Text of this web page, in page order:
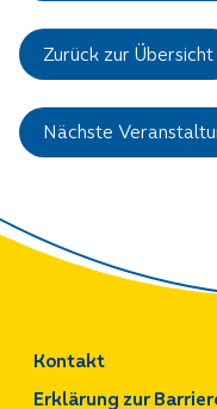
Zurück zur Übersicht
Nächste
Kontakt
Erklärung zur